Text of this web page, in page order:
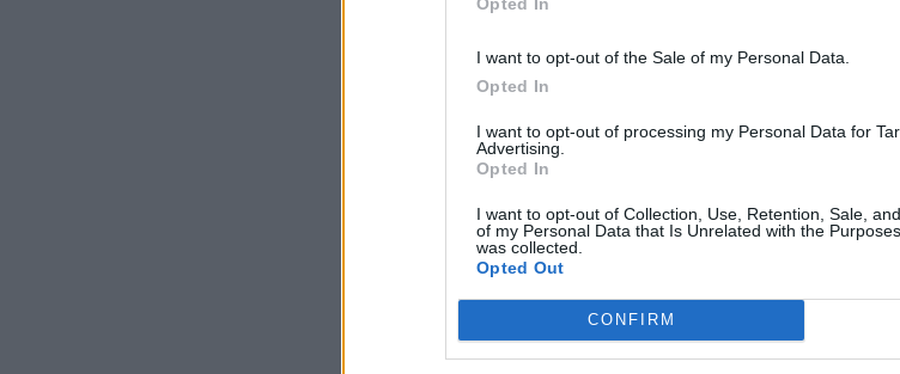
I want to opt-out of the Sale of my Personal Data.
Opted In
I want to opt-out of processing my Personal Data for
Advertising.
Opted In
I want to opt-out of Collection, Use, Retention, Sale,
of my Personal Data that Is Unrelated with the
was collected.
Opted Out
CONFIRM